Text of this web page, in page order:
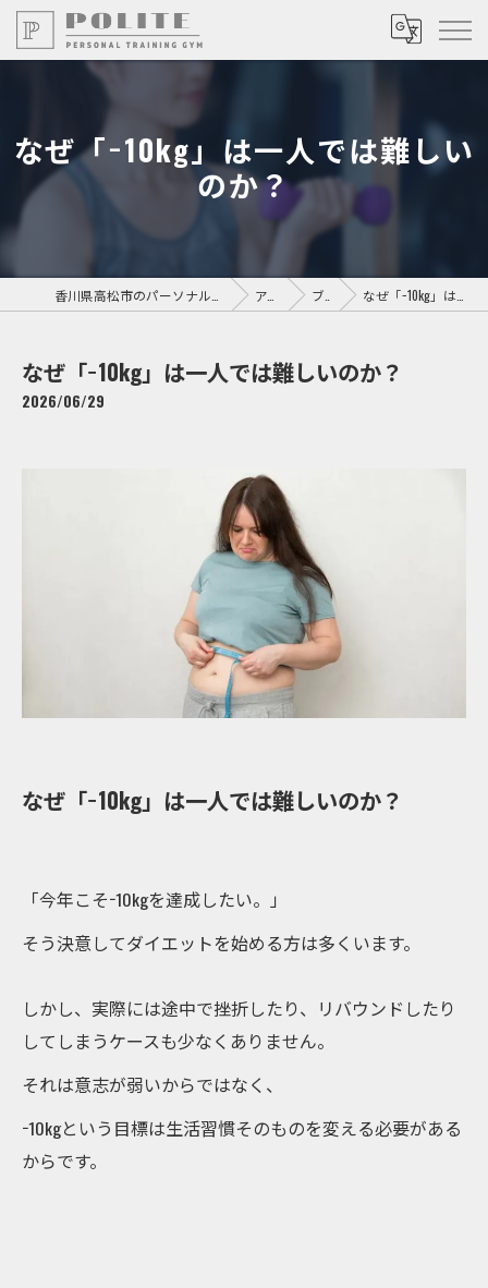
なぜ「−10kg」は一人では難しい
のか？
アクセス ブログ なぜ「−10kg」は一人では難しいのか？
なぜ「−10kg」は一人では難しいのか？
2026/06/29
なぜ「−10kg」は一人では難しいのか？
「今年こそ−10kgを達成したい。」
そう決意してダイエットを始める方は多くいます。
しかし、実際には途中で挫折したり、リバウンドしたり
してしまうケースも少なくありません。
それは意志が弱いからではなく、
−10kgという目標は生活習慣そのものを変える必要がある
からです。